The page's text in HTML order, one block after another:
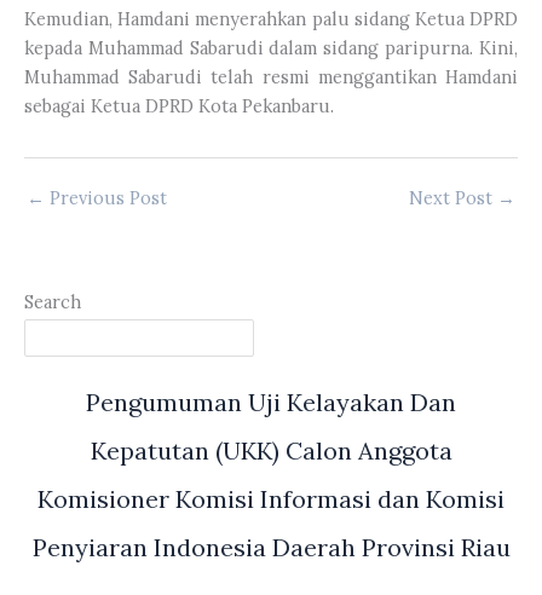
Kemudian, Hamdani menyerahkan palu sidang Ketua DPRD
kepada Muhammad Sabarudi dalam sidang paripurna. Kini,
Muhammad Sabarudi telah resmi menggantikan Hamdani
sebagai Ketua DPRD Kota Pekanbaru.
← Previous Post Next Post →
Search
Pengumuman Uji Kelayakan Dan
Kepatutan (UKK) Calon Anggota
Komisioner Komisi Informasi dan Komisi
Penyiaran Indonesia Daerah Provinsi Riau